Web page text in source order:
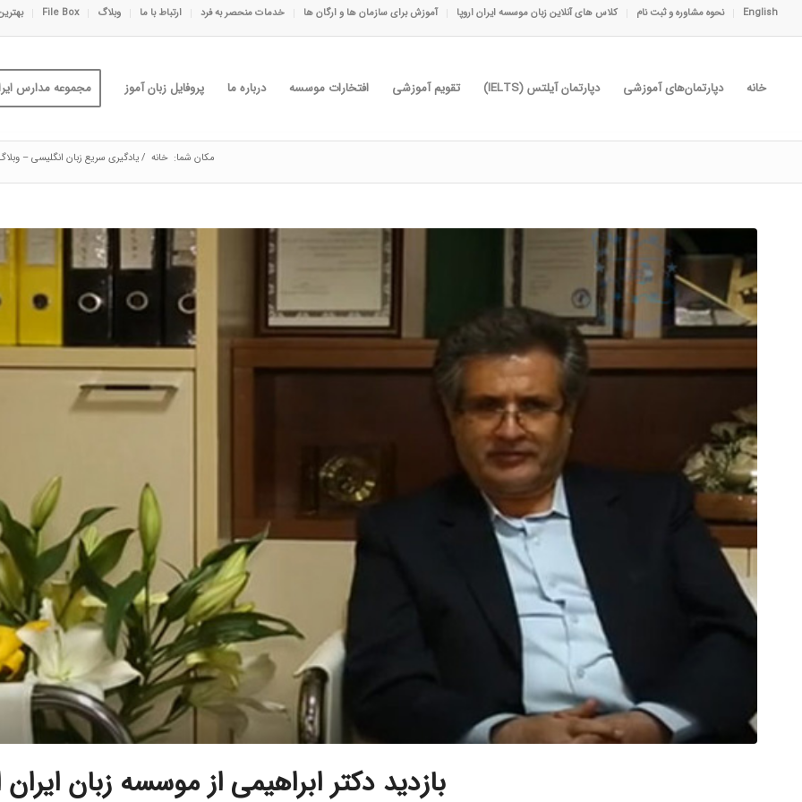
English نحوه مشاوره و ثبت نام کلاس های آنلاین زبان موسسه ایران اروپا آموزش برای سازمان ها و ارگان ها خدمات منحصر به فرد ارتباط با ما وبلاگ File Box
خانه دپارتمان‌های آموزشی دپارتمان آیلتس (IELTS) تقویم آموزشی افتخارات موسسه درباره ما پروفایل زبان آموز مجموعه مدارس
مکان شما: خانه /یادگیری سریع زبان انگلیسی –
بازدید دکتر ابراهیمی از موسسه زبان ایران